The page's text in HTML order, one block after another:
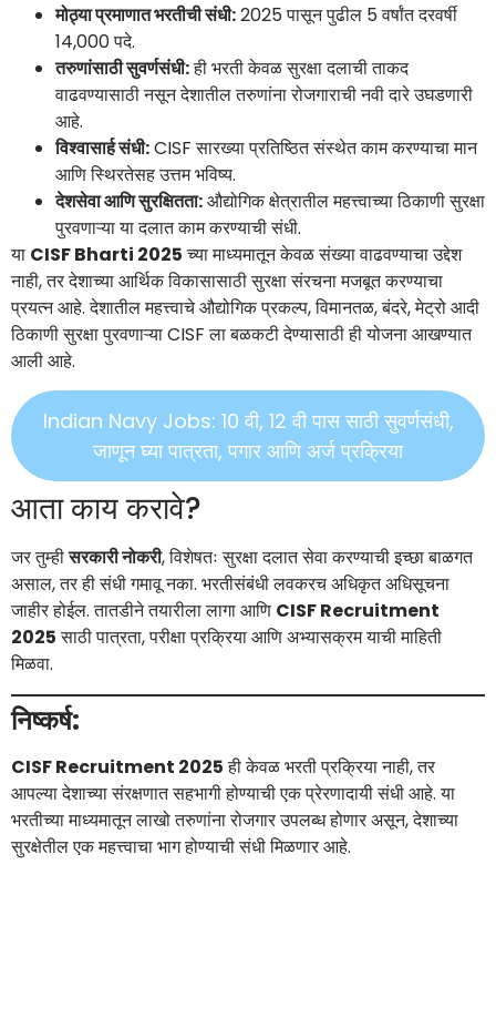
मोठ्या प्रमाणात भरतीची संधी:2025 पासून पुढील 5 वर्षांत दरवर्षी
14,000 पदे.
तरुणांसाठी सुवर्णसंधी:ही भरती केवळ सुरक्षा दलाची ताकद
वाढवण्यासाठी नसून देशातील तरुणांना रोजगाराची नवी दारे उघडणारी
आहे.
विश्वासार्ह संधी:CISF सारख्या प्रतिष्ठित संस्थेत काम करण्याचा मान
आणि स्थिरतेसह उत्तम भविष्य.
देशसेवा आणि सुरक्षितता:औद्योगिक क्षेत्रातील महत्त्वाच्या ठिकाणी सुरक्षा
पुरवणाऱ्या या दलात काम करण्याची संधी.
या CISF Bharti 2025च्या माध्यमातून केवळ संख्या वाढवण्याचा उद्देश
नाही, तर देशाच्या आर्थिक विकासासाठी सुरक्षा संरचना मजबूत करण्याचा
प्रयत्न आहे. देशातील महत्त्वाचे औद्योगिक प्रकल्प, विमानतळ, बंदरे, मेट्रो आदी
ठिकाणी सुरक्षा पुरवणाऱ्या CISF ला बळकटी देण्यासाठी ही योजना आखण्यात
आली आहे.
Indian Navy Jobs: 10 वी, 12 वी पास साठी सुवर्णसंधी,
जाणून घ्या पात्रता, पगार आणि अर्ज प्रक्रिया
आता काय करावे?
जर तुम्हीसरकारी नोकरी, विशेषतः सुरक्षा दलात सेवा करण्याची इच्छा बाळगत
असाल, तर ही संधी गमावू नका. भरतीसंबंधी लवकरच अधिकृत अधिसूचना
जाहीर होईल. तातडीने तयारीला लागा आणि CISF Recruitment
2025साठी पात्रता, परीक्षा प्रक्रिया आणि अभ्यासक्रम याची माहिती
मिळवा.
निष्कर्ष:
CISF Recruitment 2025ही केवळ भरती प्रक्रिया नाही, तर
आपल्या देशाच्या संरक्षणात सहभागी होण्याची एक प्रेरणादायी संधी आहे. या
भरतीच्या माध्यमातून लाखो तरुणांना रोजगार उपलब्ध होणार असून, देशाच्या
सुरक्षेतील एक महत्त्वाचा भाग होण्याची संधी मिळणार आहे.